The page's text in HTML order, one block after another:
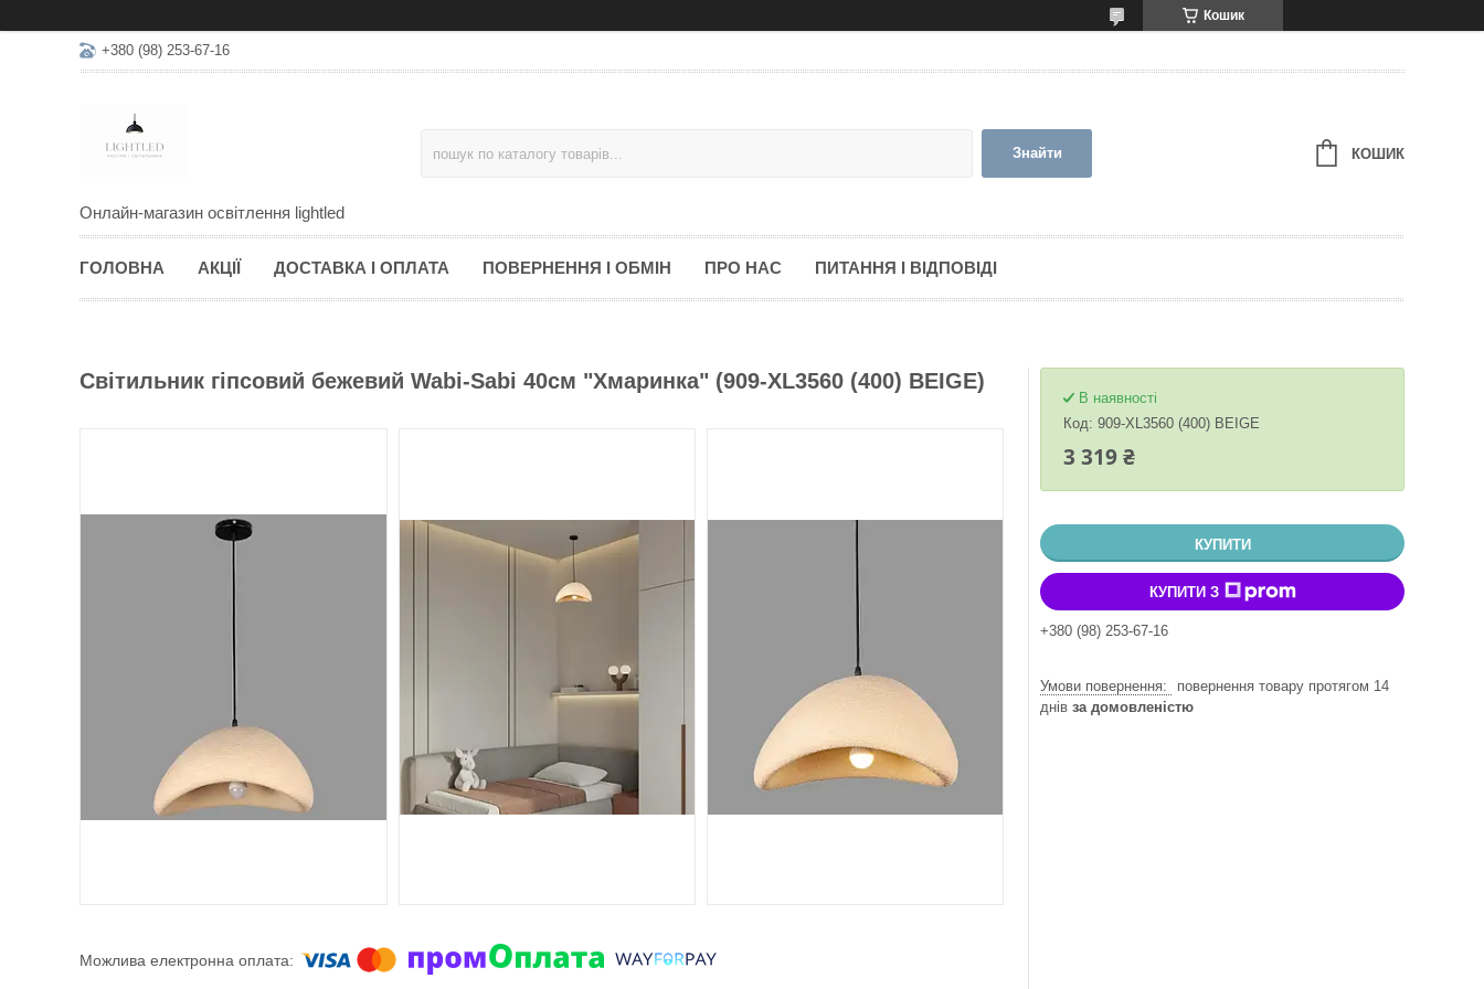
Кошик
+380 (98) 253-67-16
Онлайн-магазин освітлення lightled
Знайти КОШИК
ГОЛОВНА АКЦІЇ ДОСТАВКА І ОПЛАТА ПОВЕРНЕННЯ І ОБМІН ПРО НАС ПИТАННЯ І ВІДПОВІДІ
Світильник гіпсовий бежевий Wabi-Sabi 40см "Хмаринка" (909-XL3560 (400) BEIGE)
В наявності
Код: 909-XL3560 (400) BEIGE
3 319 ₴
КУПИТИ
КУПИТИ З
+380 (98) 253-67-16
повернення товару протягом 14
днів за домовленістю